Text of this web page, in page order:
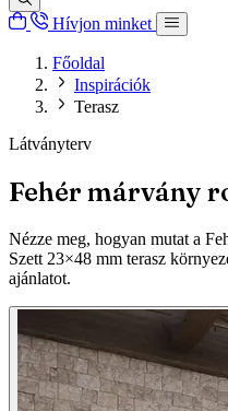
Hívjon minket
Főoldal
Inspirációk
Terasz
Látványterv
Fehér márvány
Nézze meg, hogyan mutat a
Szett 23×48 mm terasz
ajánlatot.